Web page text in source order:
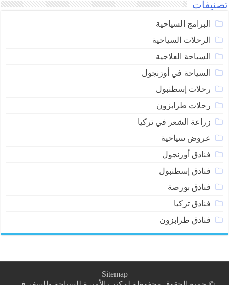
تصنيفات
البرامج السياحية
الرحلات السياحية
السياحة العلاجية
السياحة في أوزنجول
رحلات إسطنبول
رحلات طرابزون
زراعة الشعر في تركيا
عروض سياحية
فنادق أوزنجول
فنادق إسطنبول
فنادق بورصة
فنادق تركيا
فنادق طرابزون
Sitemap